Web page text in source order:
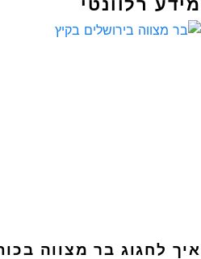
מידע רלוונטי
איך לחגוג בר מצווה